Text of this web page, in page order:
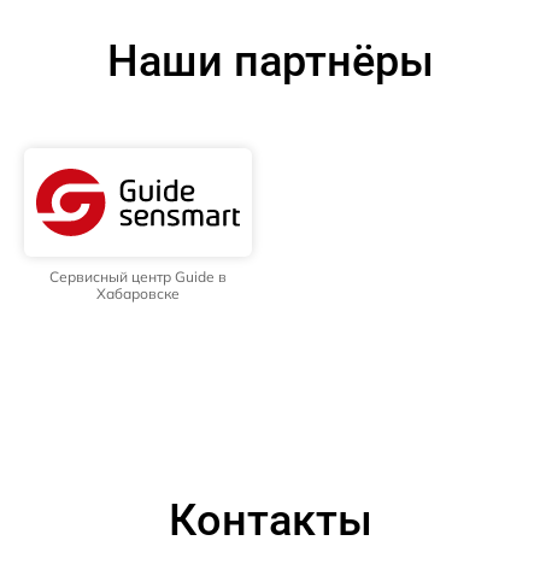
Наши партнёры
Сервисный центр Guide в
Хабаровске
Контакты